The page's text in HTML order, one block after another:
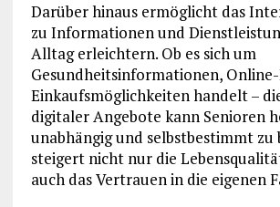
Darüber hinaus ermöglicht das
zu Informationen und
Alltag erleichtern. Ob es sich um
Gesundheitsinformationen,
Einkaufsmöglichkeiten handelt –
digitaler Angebote kann Senioren
unabhängig und selbstbestimmt zu
steigert nicht nur die
auch das Vertrauen in die eigenen